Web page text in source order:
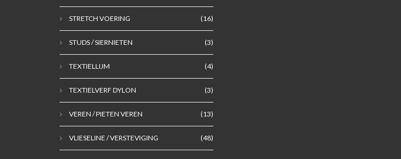
STRETCH VOERING (16)
STUDS / SIERNIETEN (3)
TEXTIELLIJM (4)
TEXTIELVERF DYLON (3)
VEREN / PIETEN VEREN (13)
VLIESELINE / VERSTEVIGING (48)